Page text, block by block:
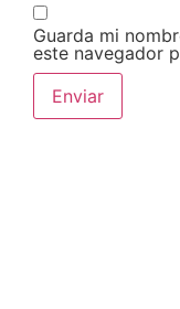
Guarda mi
este navegador